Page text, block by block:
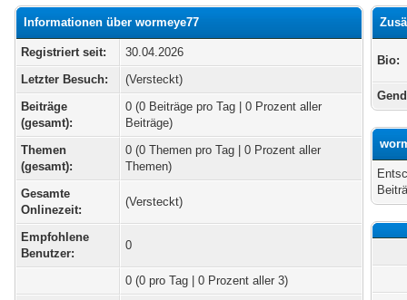
Informationen über wormeye77
Registriert seit:
30.04.2026
Letzter Besuch:
(Versteckt)
Beiträge
(gesamt):
0 (0 Beiträge pro Tag | 0 Prozent aller
Beiträge)
Themen
(gesamt):
0 (0 Themen pro Tag | 0 Prozent aller
Themen)
Gesamte
Onlinezeit:
(Versteckt)
Empfohlene
Benutzer:
0
0 (0 pro Tag | 0 Prozent aller 3)
Bio: